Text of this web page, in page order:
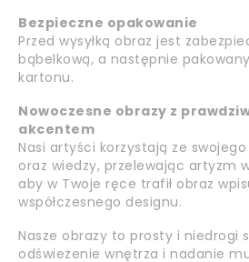
Bezpieczne opakowanie
Przed wysyłką obraz jest
bąbelkową, a następnie
kartonu.
Nowoczesne obrazy z
akcentem
Nasi artyści korzystają ze
oraz wiedzy, przelewając artyzm
aby w Twoje ręce trafił obraz
współczesnego designu.
Nasze obrazy to prosty i niedrogi
odświeżenie wnętrza i nadanie